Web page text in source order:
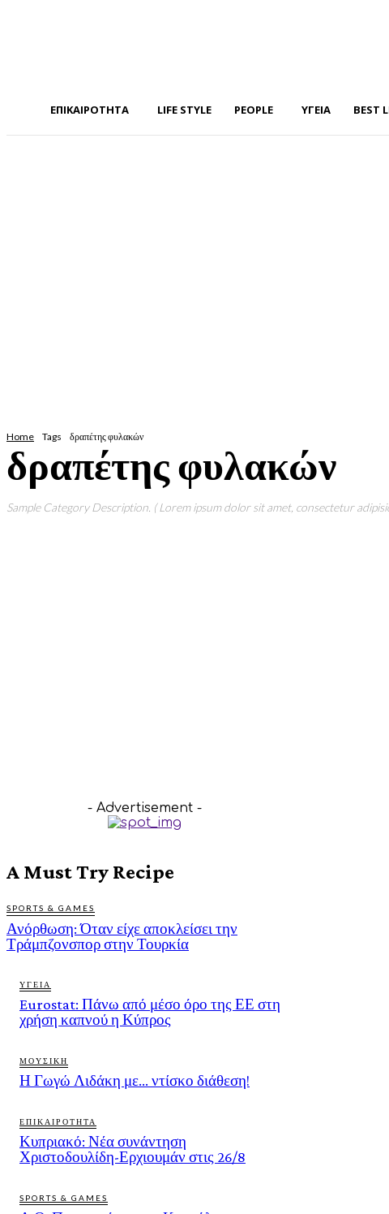
ΕΠΙΚΑΙΡΟΤΗΤΑ LIFE STYLE PEOPLE ΥΓΕΙΑ BEST
Home Tags δραπέτης φυλακών
δραπέτης φυλακών
Sample Category Description. ( Lorem ipsum dolor sit amet, consectetur
- Advertisement -
A Must Try Recipe
SPORTS & GAMES
Ανόρθωση: Όταν είχε αποκλείσει την
Τράμπζονσπορ στην Τουρκία
ΥΓΕΙΑ
Eurostat: Πάνω από μέσο όρο της ΕΕ στη
χρήση καπνού η Κύπρος
ΜΟΥΣΙΚΗ
Η Γωγώ Λιδάκη με… ντίσκο διάθεση!
ΕΠΙΚΑΙΡΟΤΗΤΑ
Κυπριακό: Νέα συνάντηση
Χριστοδουλίδη-Ερχιουμάν στις 26/8
SPORTS & GAMES